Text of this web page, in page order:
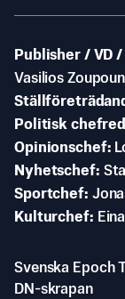
Publisher / VD
Vasilios
Politisk
Opinionschef
Nyhetschef
Sportchef
Kulturchef
Svenska Epoch
DN-skrapan